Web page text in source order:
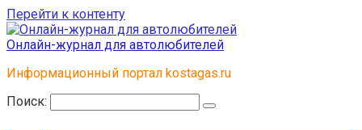
Перейти к контенту
Онлайн-журнал для автолюбителей
Информационный портал kostagas.ru
Поиск: